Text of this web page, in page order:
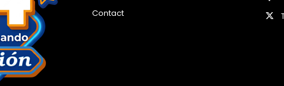
Contact